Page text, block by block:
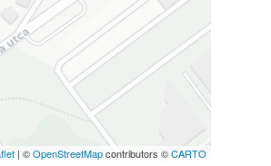
| ©OpenStreetMapcontributors ©CARTO